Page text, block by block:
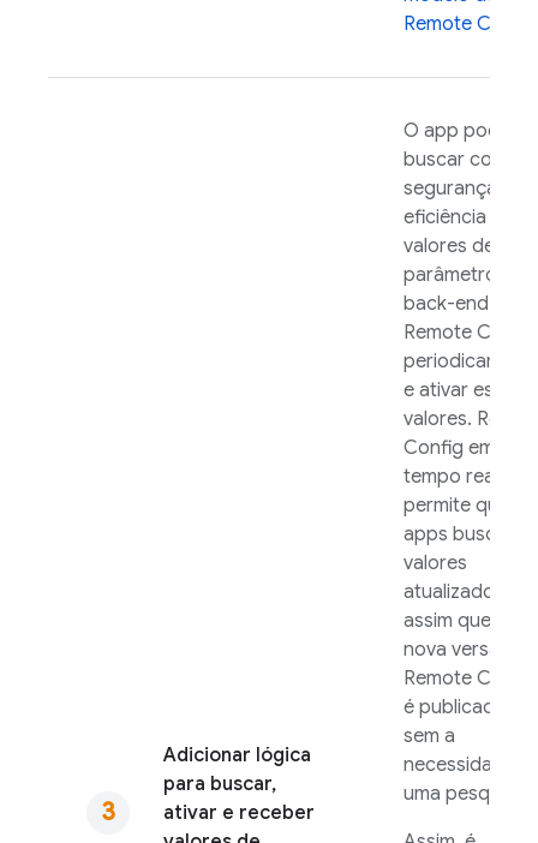
Remote Config
Adicionar lógica
para buscar,
ativar e receber
O app pode
buscar com
segurança e
eficiência
valores de
parâmetro do
back-end de
Remote Config
e ativar esses
valores.
Config em
tempo real
permite que
apps busquem
valores
atualizados
assim que uma
nova versão de
Remote Config
é publicada,
sem a
necessidade
uma pesquisa.